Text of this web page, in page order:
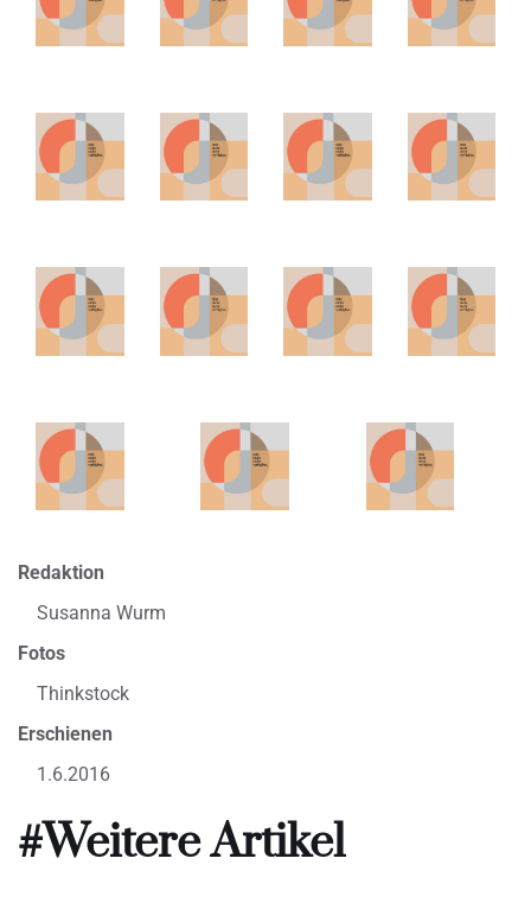
Redaktion
Susanna Wurm
Fotos
Thinkstock
Erschienen
1.6.2016
#Weitere Artikel